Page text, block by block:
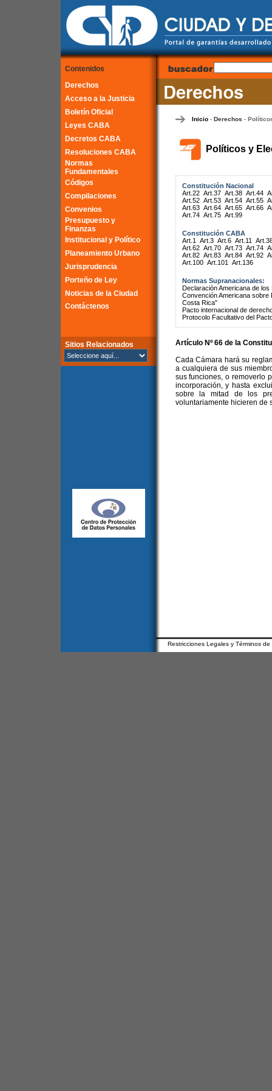
Contenidos
Derechos
Acceso a la Justicia
Boletín Oficial
Leyes CABA
Decretos CABA
Resoluciones CABA
Normas
Fundamentales
Códigos
Compilaciones
Convenios
Presupuesto y
Finanzas
Institucional y Político
Planeamiento Urbano
Jurisprudencia
Porteño de Ley
Noticias de la Ciudad
Contáctenos
Sitios Relacionados
Inicio- Derechos -
Políticos y
Constitución Nacional
Art.22 Art.37 Art.38 Art.44
Art.52 Art.53 Art.54 Art.55
Art.63 Art.64 Art.65 Art.66
Art.74 Art.75 Art.99
Constitución CABA
Art.1
Art.3 Art.6 Art.11
Art.62 Art.70 Art.73 Art.74
Art.82 Art.83 Art.84 Art.92
Art.100 Art.101 Art.136
Normas Supranacionales:
Declaración Americana de
Convención Americana
Costa Rica"
Pacto internacional de
Protocolo Facultativo del
Artículo Nº 66 de la
Cada Cámara hará su
a cualquiera de sus
sus funciones, o removerlo
incorporación, y hasta
sobre la mitad de los
voluntariamente hicieren de
Restricciones Legales y Términos de